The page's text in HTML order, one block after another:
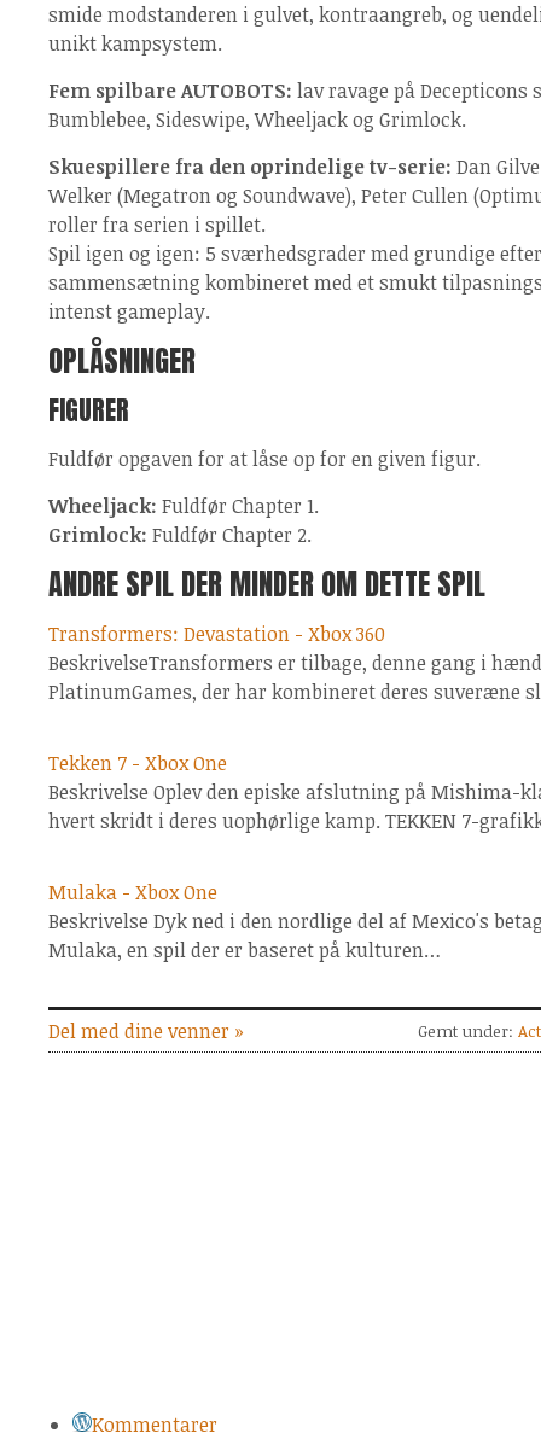
smide modstanderen i gulvet, kontraangreb, og
unikt kampsystem.
Fem spilbare AUTOBOTS: lav ravage på Decepticons
Bumblebee, Sideswipe, Wheeljack og Grimlock.
Skuespillere fra den oprindelige tv-serie: Dan
Welker (Megatron og Soundwave), Peter Cullen
roller fra serien i spillet.
Spil igen og igen: 5 sværhedsgrader med grundige
sammensætning kombineret med et smukt
intenst gameplay.
OPLÅSNINGER
FIGURER
Fuldfør opgaven for at låse op for en given figur.
Wheeljack: Fuldfør Chapter 1.
Grimlock: Fuldfør Chapter 2.
ANDRE SPIL DER MINDER OM DETTE SPIL
Transformers: Devastation - Xbox 360
BeskrivelseTransformers er tilbage, denne gang i
PlatinumGames, der har kombineret deres suveræne
Tekken 7 - Xbox One
Beskrivelse Oplev den episke afslutning på Mishima-
hvert skridt i deres uophørlige kamp. TEKKEN 7-
Mulaka - Xbox One
Beskrivelse Dyk ned i den nordlige del af Mexico's
Mulaka, en spil der er baseret på kulturen…
Del med dine venner » Gemt under:
Kommentarer